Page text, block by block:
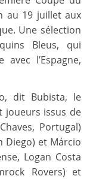
au 19 juillet aux
Une sélection
Bleus, qui
l’Espagne,
dit Bubista, le
joueurs issus de
Portugal)
Diego) et Márcio
Logan Costa
Rovers) et